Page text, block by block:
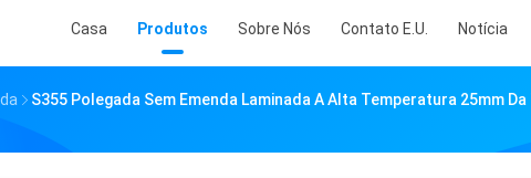
Casa Produtos Sobre Nós Contato E.U. Notícia
S355 Polegada Sem Emenda Laminada A Alta Temperatura 25mm